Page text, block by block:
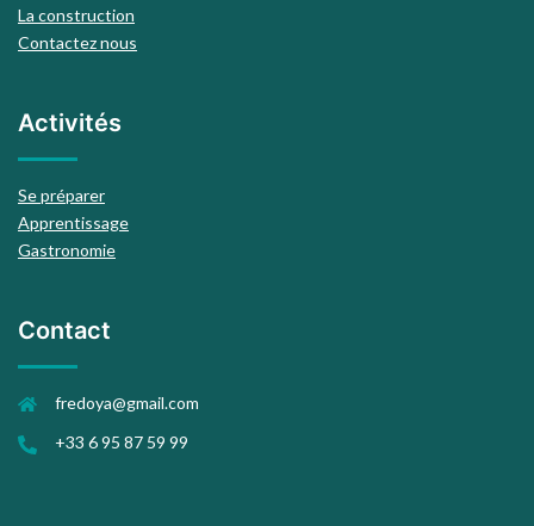
La construction
Contactez nous
Activités
Se préparer
Apprentissage
Gastronomie
Contact
fredoya@gmail.com
+33 6 95 87 59 99